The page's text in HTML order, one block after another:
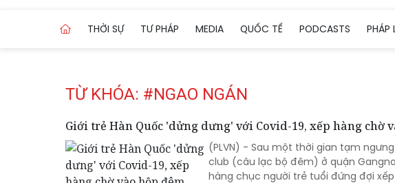
THỜI SỰ TƯ PHÁP MEDIA QUỐC TẾ PODCASTS PHÁP
TỪ KHÓA: #NGAO NGÁN
Giới trẻ Hàn Quốc 'dửng dưng' với Covid-19, xếp hàng chờ
(PLVN) - Sau một thời gian tạm
club (câu lạc bộ đêm) ở quận
hàng chục người trẻ tuổi đứng đợi